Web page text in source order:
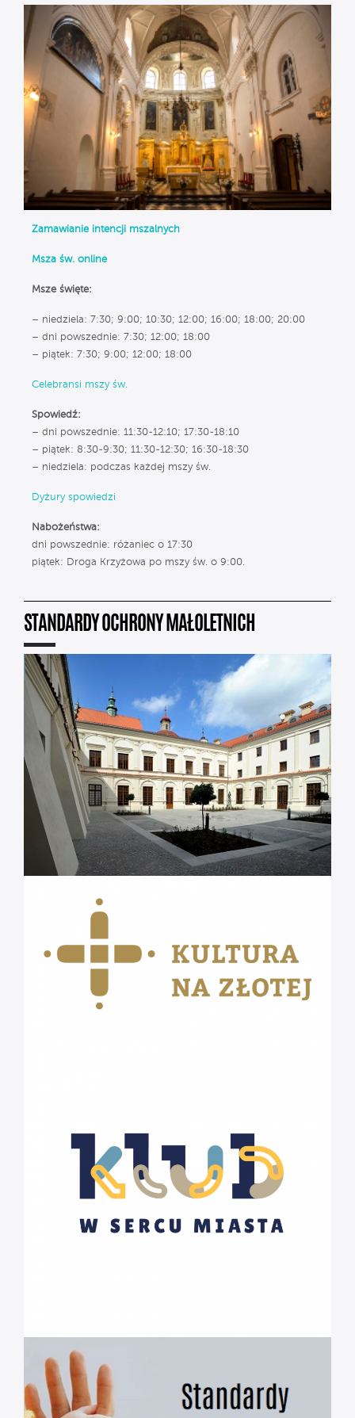
Zamawianie intencji mszalnych
Msza św. online
Msze święte:
– niedziela: 7:30; 9:00; 10:30; 12:00; 16:00; 18:00; 20:00
– dni powszednie: 7:30; 12:00; 18:00
– piątek: 7:30; 9:00; 12:00; 18:00
Celebransi mszy św.
Spowiedź:
– dni powszednie: 11:30-12:10; 17:30-18:10
– piątek: 8:30-9:30; 11:30-12:30; 16:30-18:30
– niedziela: podczas każdej mszy św.
Dyżury spowiedzi
Nabożeństwa:
dni powszednie: różaniec o 17:30
piątek: Droga Krzyżowa po mszy św. o 9:00.
STANDARDY OCHRONY MAŁOLETNICH